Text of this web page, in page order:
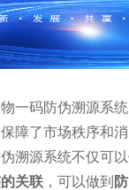
一码防伪溯源系
障了市场秩序和消
溯源系统不仅可
关联 ，可以做到